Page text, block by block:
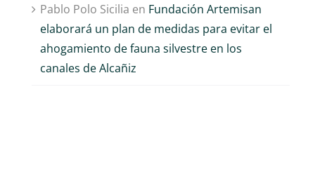
Pablo Polo Sicilia en Fundación Artemisan
elaborará un plan de medidas para evitar el
ahogamiento de fauna silvestre en los
canales de Alcañiz